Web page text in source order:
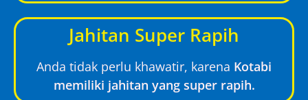
Jahitan Super Rapih
Anda tidak perlu khawatir, karena Kotabi
memiliki jahitan yang super rapih.